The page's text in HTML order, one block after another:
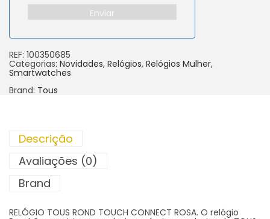
Enviar
REF: 100350685
Categorias: Novidades, Relógios, Relógios Mulher,
Smartwatches
Brand: Tous
Descrição
Avaliações (0)
Brand
RELÓGIO TOUS ROND TOUCH CONNECT ROSA. O relógio